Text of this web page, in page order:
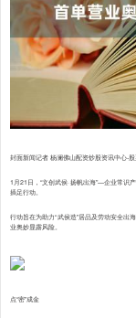
封面新闻记者 杨澜佛山配资炒股资讯中心-
1月21日，“文创武侯·扬帆出海”—企业常识
插足行动。
行动旨在为助力“武侯造”居品及劳动安全
业奥妙显露风险。
点“密”成金